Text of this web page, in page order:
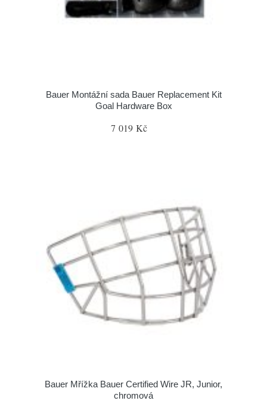
Bauer Montážní sada Bauer Replacement Kit
Goal Hardware Box
7 019 Kč
Bauer Mřížka Bauer Certified Wire JR, Junior,
chromová